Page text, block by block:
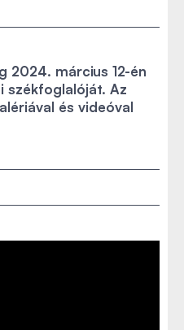
2024. március 12-én
székfoglalóját. Az
és videóval